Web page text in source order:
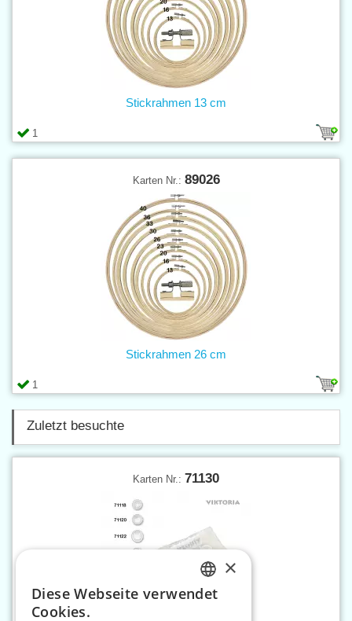
1
Stickrahmen 13 cm
Karten Nr.: 89026
1
Stickrahmen 26 cm
Zuletzt besuchte
Karten Nr.: 71130
CZECH
×
Diese Webseite verwendet
Cookies.